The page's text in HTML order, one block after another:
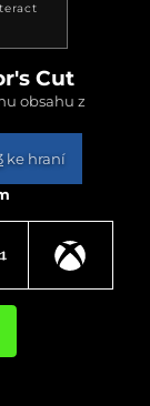
Cut
obsahu z
ke hraní